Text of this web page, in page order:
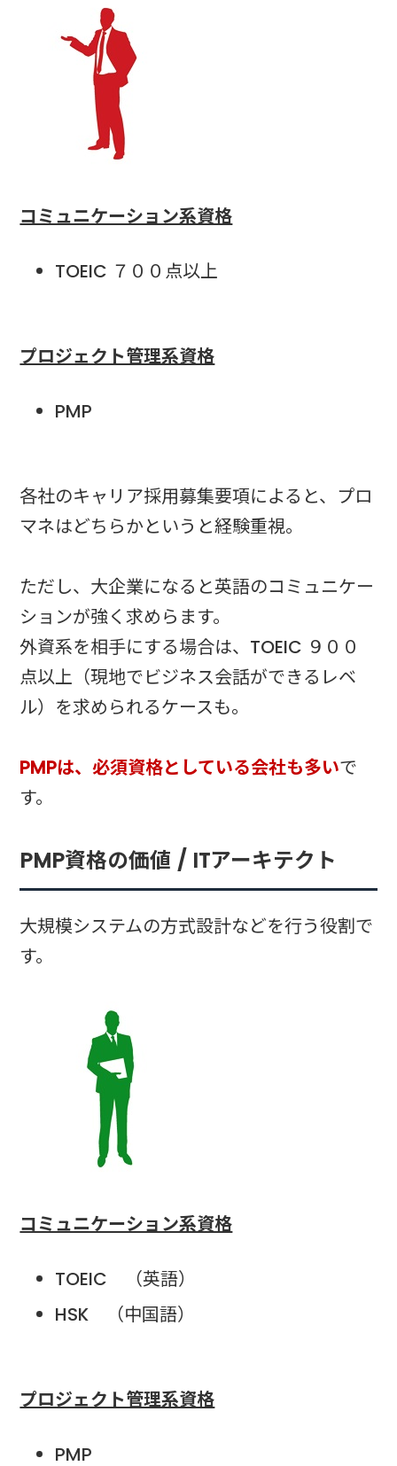
コミュニケーション系資格
TOEIC ７００点以上
プロジェクト管理系資格
PMP
各社のキャリア採用募集要項によると、プロ
マネはどちらかというと経験重視。
ただし、大企業になると英語のコミュニケー
ションが強く求めらます。
外資系を相手にする場合は、TOEIC ９００
点以上（現地でビジネス会話ができるレベ
ル）を求められるケースも。
PMPは、必須資格としている会社も多いで
す。
PMP資格の価値 / ITアーキテクト
大規模システムの方式設計などを行う役割で
す。
コミュニケーション系資格
TOEIC （英語）
HSK （中国語）
プロジェクト管理系資格
PMP